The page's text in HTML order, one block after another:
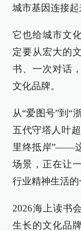
城市基因连接起
它也给城市文
定要从宏大的
书、一次对话
文化品牌。
从“爱图号”到“
五代守塔人叶
里终抵岸”——
场景，正在让
行业精神生活的
2026海上读书
生长的文化品